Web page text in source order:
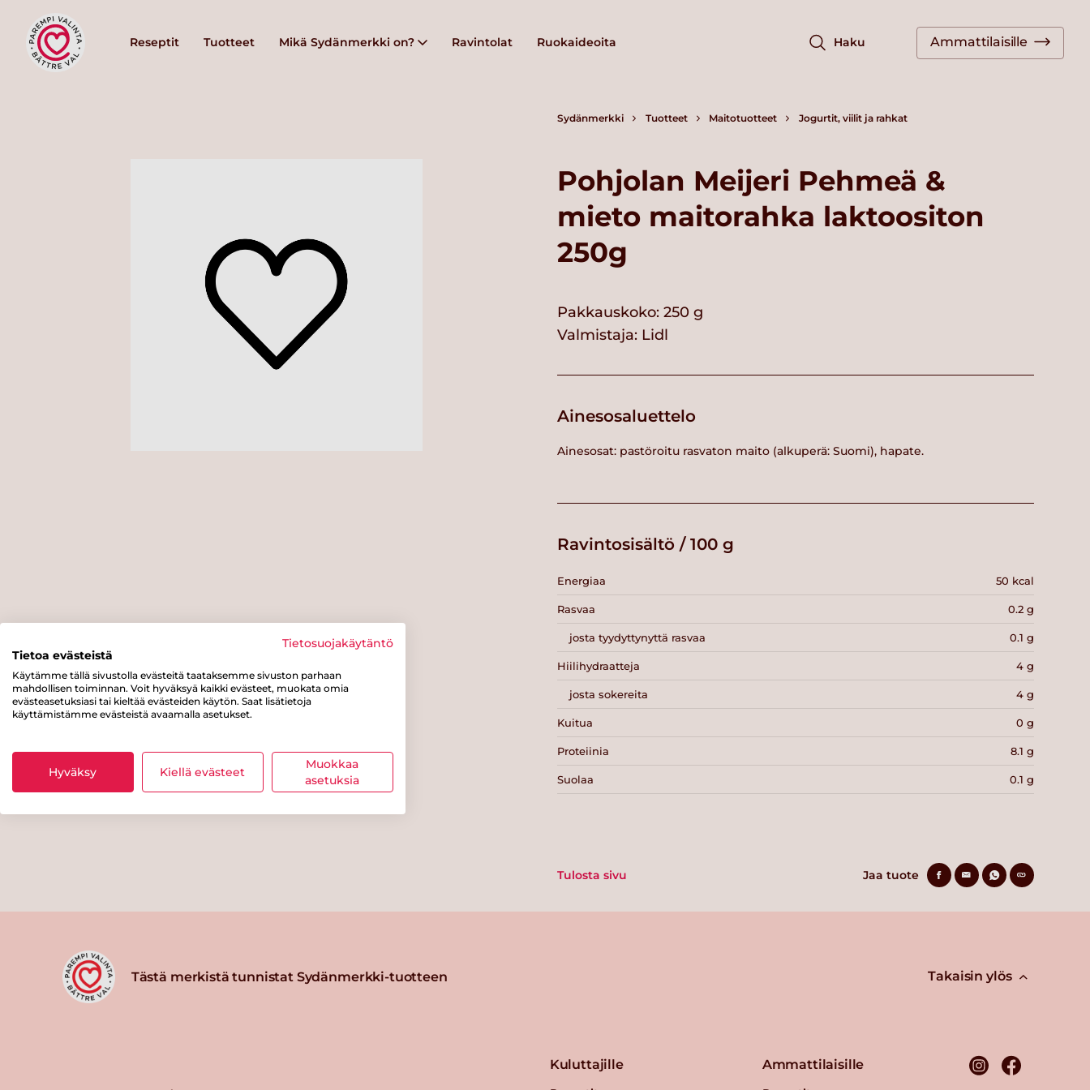
Reseptit Tuotteet Mikä Sydänmerkki on? Ravintolat Ruokaideoita Haku Ammattilaisille
Sydänmerkki Tuotteet Maitotuotteet Jogurtit, viilit ja rahkat
Pohjolan Meijeri Pehmeä &
mieto maitorahka laktoositon
250g
Pakkauskoko: 250 g
Valmistaja: Lidl
Ainesosaluettelo
Ainesosat: pastöroitu rasvaton maito (alkuperä: Suomi), hapate.
Ravintosisältö / 100 g
Energiaa 50 kcal
Rasvaa 0.2 g
josta tyydyttynyttä rasvaa 0.1 g
Hiilihydraatteja 4 g
josta sokereita 4 g
Kuitua 0 g
Proteiinia 8.1 g
Suolaa 0.1 g
Tulosta sivu Jaa tuote
Tästä merkistä tunnistat Sydänmerkki-tuotteen Takaisin ylös
Kuluttajille Ammattilaisille
Tietosuojakäytäntö
Tietoa evästeistä
Käytämme tällä sivustolla evästeitä taataksemme sivuston parhaan
mahdollisen toiminnan. Voit hyväksyä kaikki evästeet, muokata omia
evästeasetuksiasi tai kieltää evästeiden käytön. Saat lisätietoja
käyttämistämme evästeistä avaamalla asetukset.
Hyväksy Kiellä evästeet
Muokkaa
asetuksia